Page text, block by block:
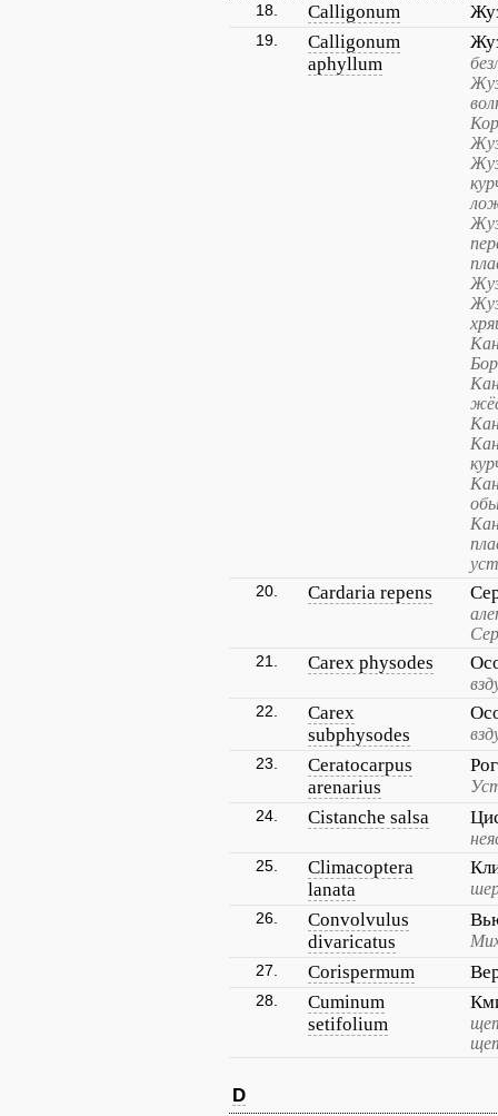
18. Calligonum
19.
Calligonum
aphyllum
20. Cardaria repens
21. Carex physodes
22.
Carex
subphysodes
23.
Ceratocarpus
arenarius
24. Cistanche salsa
25.
Climacoptera
lanata
26.
Convolvulus
divaricatus
27. Corispermum
28.
Cuminum
setifolium
D